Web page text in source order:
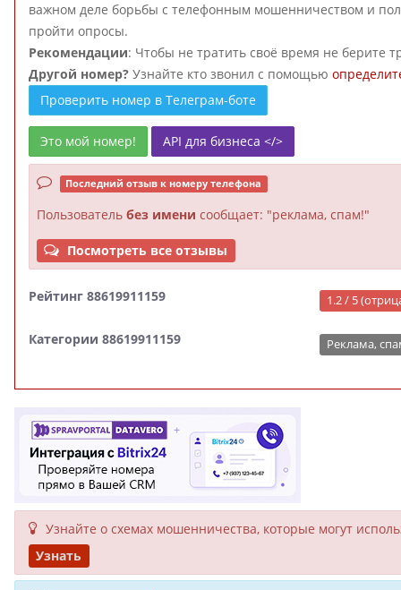
важном деле борьбы с телефонным мошенничеством и
пройти опросы.
Рекомендации: Чтобы не тратить своё время не берите
Другой номер? Узнайте кто звонил с помощью
Проверить номер в Телеграм-боте
Это мой номер! API для бизнеса </>
Последний отзыв к номеру телефона
Пользователь без имени сообщает: "реклама, спам!"
Посмотреть все отзывы
Рейтинг 88619911159 1.2 / 5
Категории 88619911159 Реклама,
Узнайте о схемах мошенни­чества, кото­рые могут
Узнать